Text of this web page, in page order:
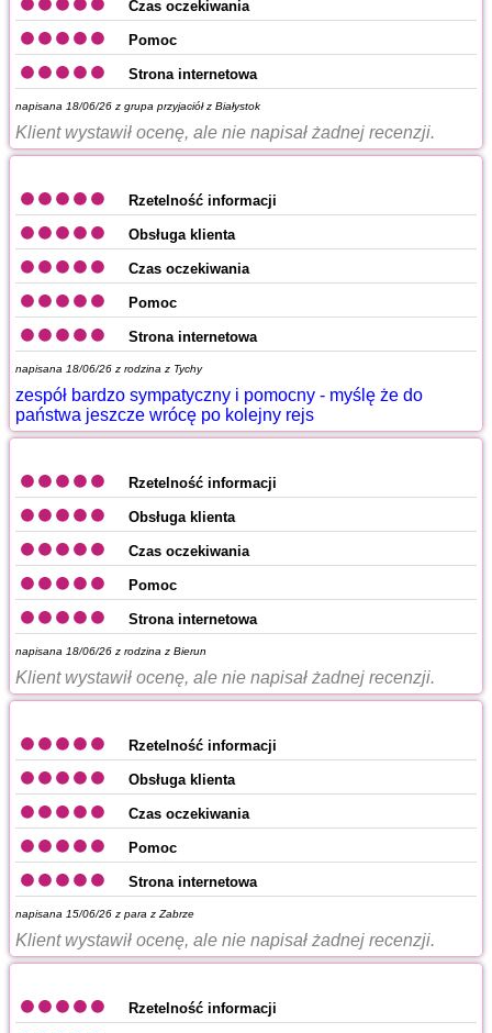
Czas oczekiwania
Pomoc
Strona internetowa
napisana 18/06/26 z grupa przyjaciół z Białystok
Klient wystawił ocenę, ale nie napisał żadnej recenzji.
Rzetelność informacji
Obsługa klienta
Czas oczekiwania
Pomoc
Strona internetowa
napisana 18/06/26 z rodzina z Tychy
zespół bardzo sympatyczny i pomocny - myślę że do
państwa jeszcze wrócę po kolejny rejs
Rzetelność informacji
Obsługa klienta
Czas oczekiwania
Pomoc
Strona internetowa
napisana 18/06/26 z rodzina z Bierun
Klient wystawił ocenę, ale nie napisał żadnej recenzji.
Rzetelność informacji
Obsługa klienta
Czas oczekiwania
Pomoc
Strona internetowa
napisana 15/06/26 z para z Zabrze
Klient wystawił ocenę, ale nie napisał żadnej recenzji.
Rzetelność informacji